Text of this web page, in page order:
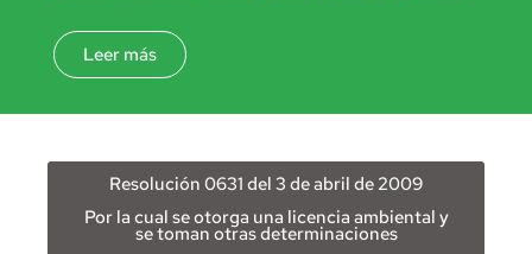
Leer más
Resolución 0631 del 3 de abril de 2009
Por la cual se otorga una licencia ambiental y
se toman otras determinaciones